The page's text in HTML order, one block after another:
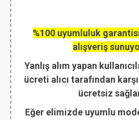
%100 uyumluluk
alışveriş
Yanlış alım yapan
ücreti alıcı tarafından
ücretsiz
Eğer elimizde uyumlu